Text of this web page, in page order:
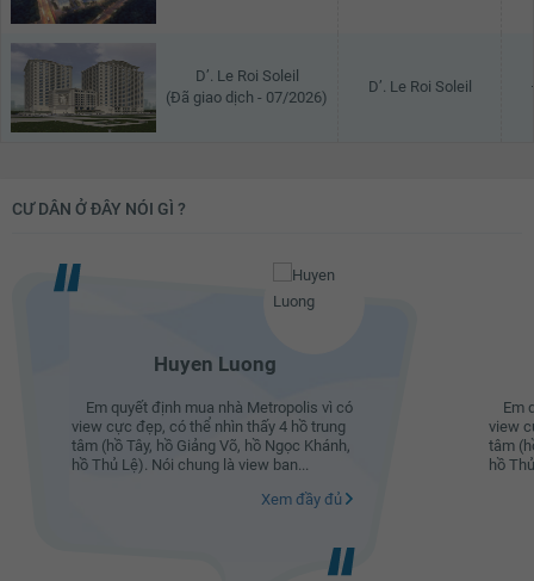
D’. Le Roi Soleil
(Đã giao dịch - 07/2026)
D’. Le Roi Soleil
CƯ DÂN Ở ĐÂY NÓI GÌ ?
Huyen Luong
Em quyết định mua nhà Metropolis vì có
view cực đẹp, có thể nhìn thấy 4 hồ trung
tâm (hồ Tây, hồ Giảng Võ, hồ Ngọc Khánh,
hồ Thủ Lệ). Nói chung là view ban...
Xem đầy đủ
Em
view
tâm
hồ